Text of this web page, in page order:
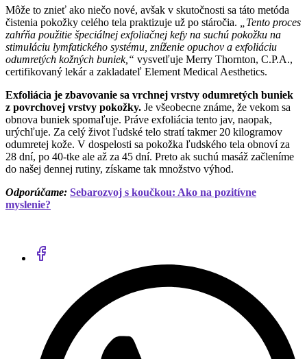
Môže to znieť ako niečo nové, avšak v skutočnosti sa táto metóda
čistenia pokožky celého tela praktizuje už po stáročia.
„Tento proces
zahŕňa použitie špeciálnej exfoliačnej kefy na suchú pokožku na
stimuláciu lymfatického systému, zníženie opuchov a exfoliáciu
odumretých kožných buniek,“ vysvetľuje Merry Thornton, C.P.A.,
certifikovaný lekár a zakladateľ Element Medical Aesthetics.
Exfoliácia je zbavovanie sa vrchnej vrstvy odumretých buniek
z povrchovej vrstvy pokožky. Je všeobecne známe, že vekom sa
obnova buniek spomaľuje. Práve exfoliácia tento jav, naopak,
urýchľuje. Za celý život ľudské telo stratí takmer 20 kilogramov
odumretej kože. V dospelosti sa pokožka ľudského tela obnoví za
28 dní, po 40-tke ale až za 45 dní. Preto ak suchú masáž začleníme
do našej dennej rutiny, získame tak množstvo výhod.
Odporúčame: Sebarozvoj s koučkou: Ako na pozitívne
myslenie?